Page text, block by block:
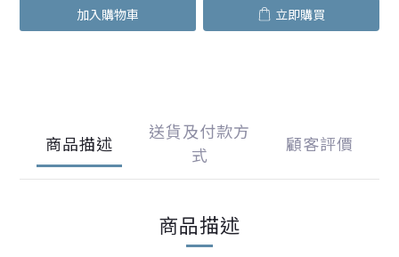
加入購物車 立即購買
商品描述
送貨及付款方
式
顧客評價
商品描述